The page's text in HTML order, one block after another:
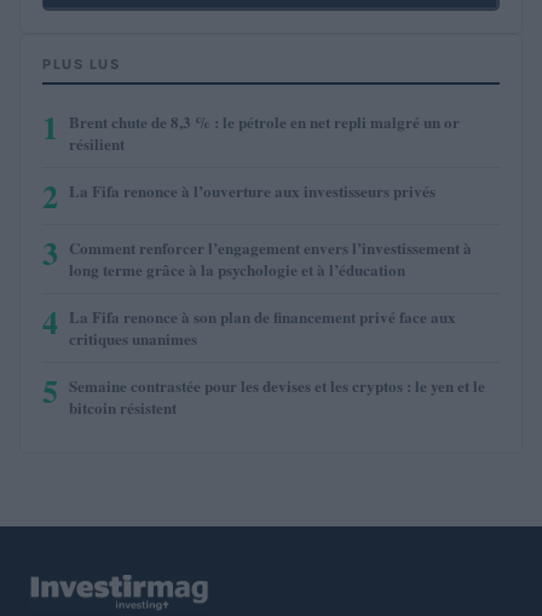
PLUS LUS
1
Brent chute de 8,3 % : le pétrole en net repli malgré un or
résilient
2 La Fifa renonce à l’ouverture aux investisseurs privés
3 Comment renforcer l’engagement envers l’investissement à
long terme grâce à la psychologie et à l’éducation
4 La Fifa renonce à son plan de financement privé face aux
critiques unanimes
5 Semaine contrastée pour les devises et les cryptos : le yen et le
bitcoin résistent